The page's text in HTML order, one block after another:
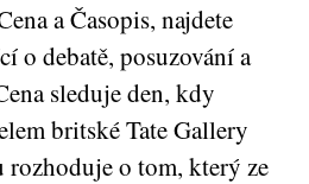
a Časopis, najdete
o debatě, posuzování a
sleduje den, kdy
britské Tate Gallery
rozhoduje o tom, který ze